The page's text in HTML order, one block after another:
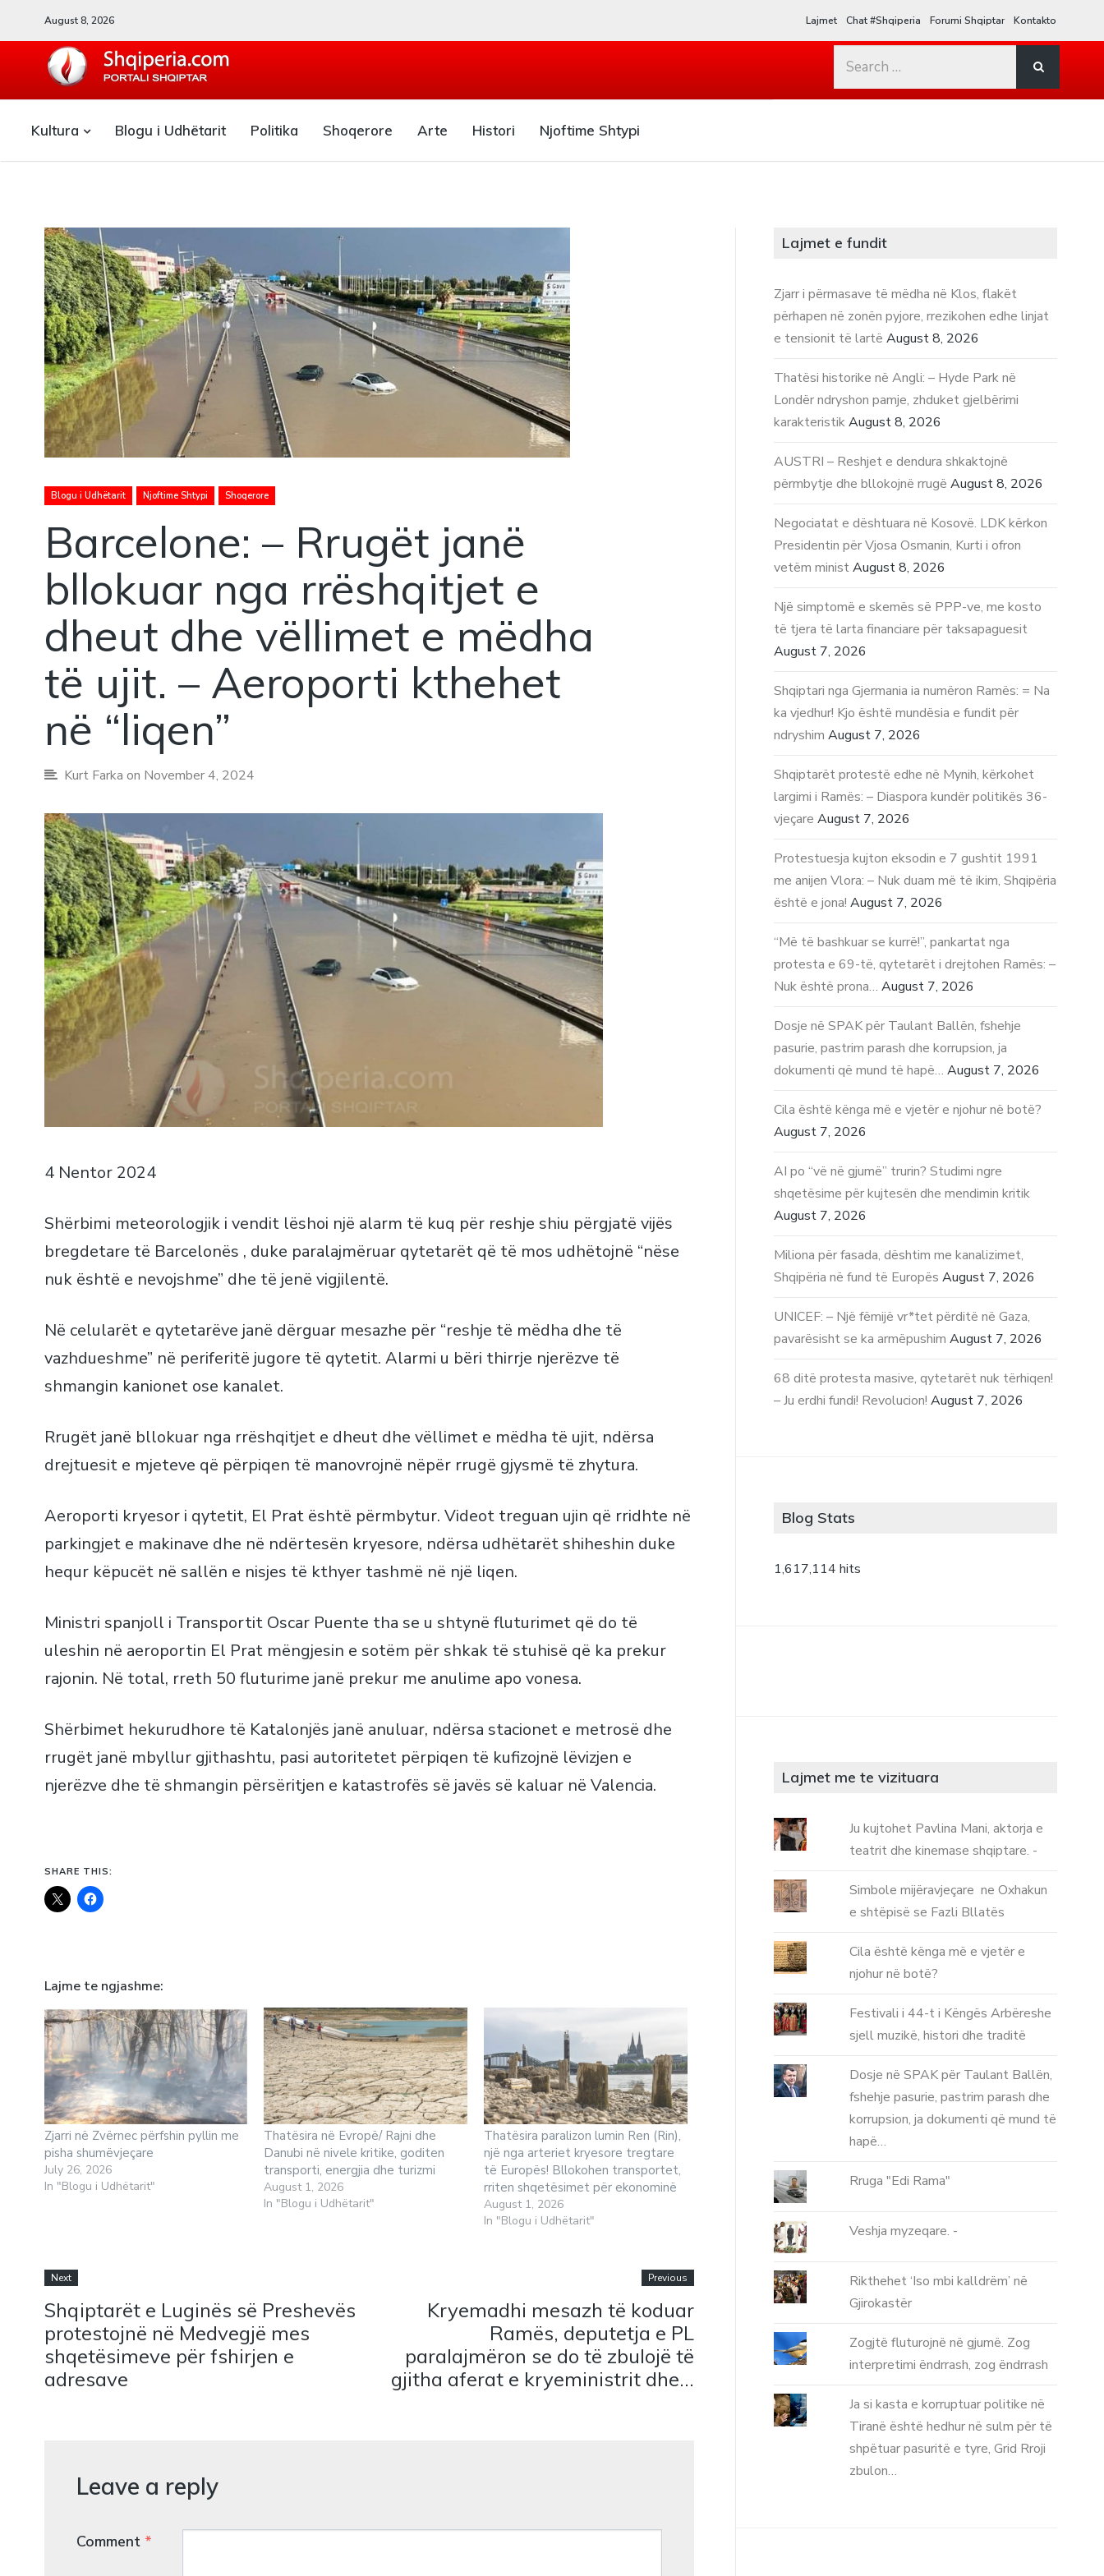
August 8, 2026 Lajmet Chat #Shqiperia Forumi Shqiptar Kontakto
Search
Kultura Blogu i Udhëtarit Politika Shoqerore Arte Histori Njoftime Shtypi
Blogu i Udhëtarit Njoftime Shtypi Shoqerore
Barcelone: – Rrugët janë
bllokuar nga rrëshqitjet e
dheut dhe vëllimet e mëdha
të ujit. – Aeroporti kthehet
në “liqen”
Kurt Farka on November 4, 2024
4 Nentor 2024
Shërbimi meteorologjik i vendit lëshoi një alarm të kuq për reshje shiu përgjatë vijës
bregdetare të Barcelonës , duke paralajmëruar qytetarët që të mos udhëtojnë “nëse
nuk është e nevojshme” dhe të jenë vigjilentë.
Në celularët e qytetarëve janë dërguar mesazhe për “reshje të mëdha dhe të
vazhdueshme” në periferitë jugore të qytetit. Alarmi u bëri thirrje njerëzve të
shmangin kanionet ose kanalet.
Rrugët janë bllokuar nga rrëshqitjet e dheut dhe vëllimet e mëdha të ujit, ndërsa
drejtuesit e mjeteve që përpiqen të manovrojnë nëpër rrugë gjysmë të zhytura.
Aeroporti kryesor i qytetit, El Prat është përmbytur. Videot treguan ujin që rridhte në
parkingjet e makinave dhe në ndërtesën kryesore, ndërsa udhëtarët shiheshin duke
hequr këpucët në sallën e nisjes të kthyer tashmë në një liqen.
Ministri spanjoll i Transportit Oscar Puente tha se u shtynë fluturimet që do të
uleshin në aeroportin El Prat mëngjesin e sotëm për shkak të stuhisë që ka prekur
rajonin. Në total, rreth 50 fluturime janë prekur me anulime apo vonesa.
Shërbimet hekurudhore të Katalonjës janë anuluar, ndërsa stacionet e metrosë dhe
rrugët janë mbyllur gjithashtu, pasi autoritetet përpiqen të kufizojnë lëvizjen e
njerëzve dhe të shmangin përsëritjen e katastrofës së javës së kaluar në Valencia.
SHARE THIS:
Lajme te ngjashme
Zjarri në Zvërnec përfshin pyllin me
pisha shumëvjeçare
July 26, 2026
In "Blogu i Udhëtarit"
Thatësira në Evropë/ Rajni dhe
Danubi në nivele kritike, goditen
transporti, energjia dhe turizmi
August 1, 2026
In "Blogu i Udhëtarit"
Thatësira paralizon lumin Ren (Rin),
një nga arteriet kryesore tregtare
të Europës! Bllokohen transportet,
rriten shqetësimet për ekonominë
August 1, 2026
In "Blogu i Udhëtarit"
Next
Shqiptarët e Luginës së Preshevës
protestojnë në Medvegjë mes
shqetësimeve për fshirjen e
adresave
Previous
Kryemadhi mesazh të koduar
Ramës, deputetja e PL
paralajmëron se do të zbulojë të
gjitha aferat e kryeministrit dhe…
Leave a reply
Comment *
Lajmet e fundit
Zjarr i përmasave të mëdha në Klos, flakët
përhapen në zonën pyjore, rrezikohen edhe linjat
e tensionit të lartë August 8, 2026
Thatësi historike në Angli: – Hyde Park në
Londër ndryshon pamje, zhduket gjelbërimi
karakteristik August 8, 2026
AUSTRI – Reshjet e dendura shkaktojnë
përmbytje dhe bllokojnë rrugë August 8, 2026
Negociatat e dështuara në Kosovë. LDK kërkon
Presidentin për Vjosa Osmanin, Kurti i ofron
vetëm minist August 8, 2026
Një simptomë e skemës së PPP-ve, me kosto
të tjera të larta financiare për taksapaguesit
August 7, 2026
Shqiptari nga Gjermania ia numëron Ramës: = Na
ka vjedhur! Kjo është mundësia e fundit për
ndryshim August 7, 2026
Shqiptarët protestë edhe në Mynih, kërkohet
largimi i Ramës: – Diaspora kundër politikës 36-
vjeçare August 7, 2026
Protestuesja kujton eksodin e 7 gushtit 1991
me anijen Vlora: – Nuk duam më të ikim, Shqipëria
është e jona! August 7, 2026
“Më të bashkuar se kurrë!”, pankartat nga
protesta e 69-të, qytetarët i drejtohen Ramës: –
Nuk është prona… August 7, 2026
Dosje në SPAK për Taulant Ballën, fshehje
pasurie, pastrim parash dhe korrupsion, ja
dokumenti që mund të hapë… August 7, 2026
Cila është kënga më e vjetër e njohur në botë?
August 7, 2026
AI po “vë në gjumë” trurin? Studimi ngre
shqetësime për kujtesën dhe mendimin kritik
August 7, 2026
Miliona për fasada, dështim me kanalizimet,
Shqipëria në fund të Europës August 7, 2026
UNICEF: – Një fëmijë vr*tet përditë në Gaza,
pavarësisht se ka armëpushim August 7, 2026
68 ditë protesta masive, qytetarët nuk tërhiqen!
– Ju erdhi fundi! Revolucion! August 7, 2026
Blog Stats
1,617,114 hits
Lajmet me te vizituara
Ju kujtohet Pavlina Mani, aktorja e
teatrit dhe kinemase shqiptare. -
Simbole mijëravjeçare ne Oxhakun
e shtëpisë se Fazli Bllatës
Cila është kënga më e vjetër e
njohur në botë?
Festivali i 44-t i Këngës Arbëreshe
sjell muzikë, histori dhe traditë
Dosje në SPAK për Taulant Ballën,
fshehje pasurie, pastrim parash dhe
korrupsion, ja dokumenti që mund të
hapë…
Rruga "Edi Rama"
Veshja myzeqare. -
Rikthehet ‘Iso mbi kalldrëm’ në
Gjirokastër
Zogjtë fluturojnë në gjumë. Zog
interpretimi ëndrrash, zog ëndrrash
Ja si kasta e korruptuar politike në
Tiranë është hedhur në sulm për të
shpëtuar pasuritë e tyre, Grid Rroji
zbulon…